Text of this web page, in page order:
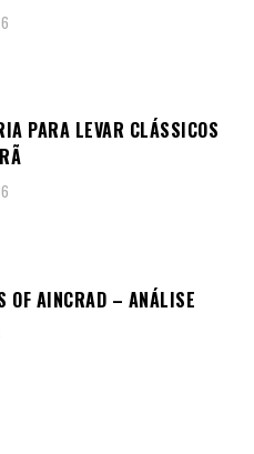
PARA LEVAR CLÁSSICOS
OF AINCRAD – ANÁLISE